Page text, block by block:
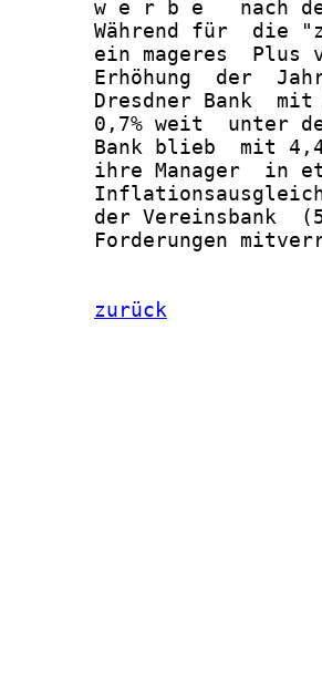
w e r b e   nach
Während für  die
ein mageres  Plus
Erhöhung  der
Dresdner Bank
0,7% weit  unter
Bank blieb  mit
ihre Manager  in
der Vereinsbank
Forderungen
zurück